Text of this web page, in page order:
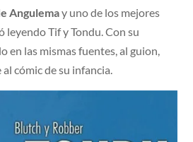
Angulemay uno de los mejores
leyendo Tif y Tondu. Con su
en las mismas fuentes, al guion,
cómic de su infancia.